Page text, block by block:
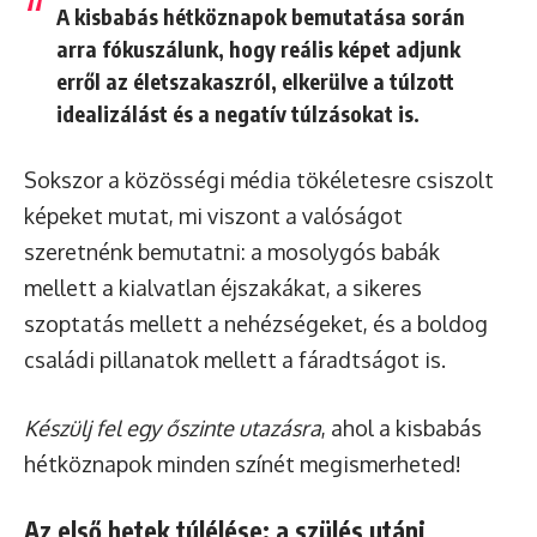
A kisbabás hétköznapok bemutatása során
arra fókuszálunk, hogy reális képet adjunk
erről az életszakaszról, elkerülve a túlzott
idealizálást és a negatív túlzásokat is.
Sokszor a közösségi média tökéletesre csiszolt
képeket mutat, mi viszont a valóságot
szeretnénk bemutatni: a mosolygós babák
mellett a kialvatlan éjszakákat, a sikeres
szoptatás mellett a nehézségeket, és a boldog
családi pillanatok mellett a fáradtságot is.
Készülj fel egy őszinte utazásra, ahol a kisbabás
hétköznapok minden színét megismerheted!
Az első hetek túlélése: a szülés utáni